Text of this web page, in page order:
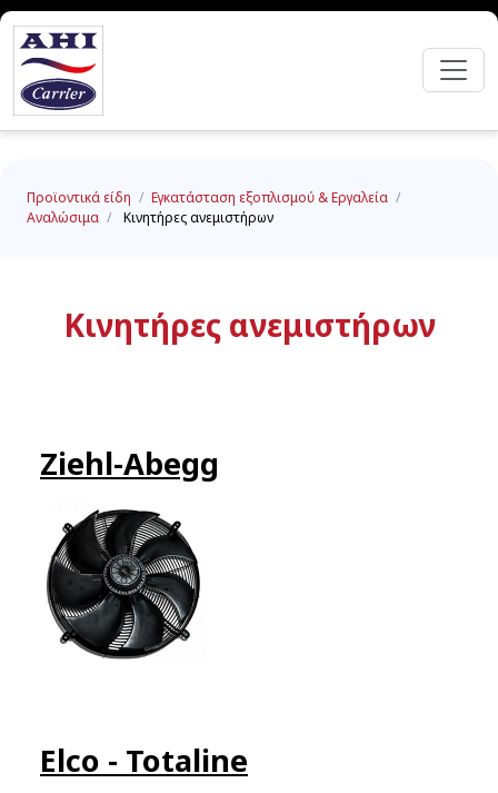
Προϊοντικά είδη / Εγκατάσταση εξοπλισμού & Εργαλεία /
Αναλώσιμα / Κινητήρες ανεμιστήρων
Κινητήρες ανεμιστήρων
Ziehl-Abegg
Elco - Totaline